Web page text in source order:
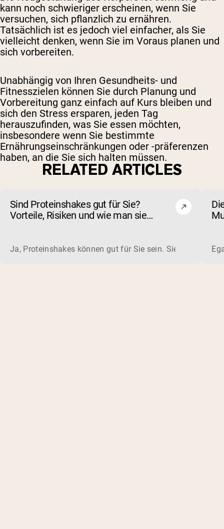
kann noch schwieriger erscheinen, wenn Sie
versuchen, sich pflanzlich zu ernähren.
Tatsächlich ist es jedoch viel einfacher, als Sie
vielleicht denken, wenn Sie im Voraus planen und
sich vorbereiten.
Unabhängig von Ihren Gesundheits- und
Fitnesszielen können Sie durch Planung und
Vorbereitung ganz einfach auf Kurs bleiben und
sich den Stress ersparen, jeden Tag
herauszufinden, was Sie essen möchten,
insbesondere wenn Sie bestimmte
Ernährungseinschränkungen oder -präferenzen
haben, an die Sie sich halten müssen.
RELATED ARTICLES
Sind Proteinshakes gut für Sie?
Vorteile, Risiken und wie man sie
Ja, Proteinshakes können gut für Sie sein. Sie sind eine